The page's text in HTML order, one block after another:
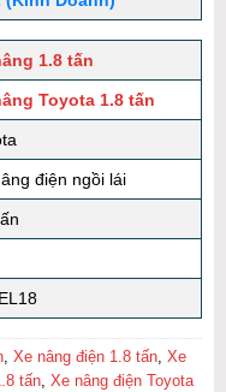
1.8 tấn
Toyota 1.8 tấn
điện ngồi lái
, Xe nâng điện 1.8 tấn, Xe
tấn, Xe nâng điện Toyota